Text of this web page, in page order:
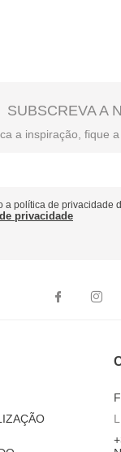
SUBSCREVA A
a inspiração, fique
a política de privacidade
privacidade